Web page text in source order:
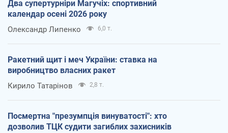
Два супертурніри Магучіх: спортивний
календар осені 2026 року
Олександр Липенко 6,0 т.
Ракетний щит і меч України: ставка на
виробництво власних ракет
Кирило Татарінов 2,8 т.
Посмертна "презумпція винуватості": хто
дозволив ТЦК судити загиблих захисників